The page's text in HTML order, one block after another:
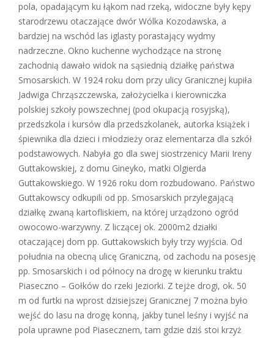
pola, opadającym ku łąkom nad rzeką, widoczne były kępy
starodrzewu otaczające dwór Wólka Kozodawska, a
bardziej na wschód las iglasty porastający wydmy
nadrzeczne. Okno kuchenne wychodzące na stronę
zachodnią dawało widok na sąsiednią działkę państwa
Smosarskich. W 1924 roku dom przy ulicy Granicznej kupiła
Jadwiga Chrząszczewska, założycielka i kierowniczka
polskiej szkoły powszechnej (pod okupacją rosyjską),
przedszkola i kursów dla przedszkolanek, autorka książek i
śpiewnika dla dzieci i młodzieży oraz elementarza dla szkół
podstawowych. Nabyła go dla swej siostrzenicy Marii Ireny
Guttakowskiej, z domu Gineyko, matki Olgierda
Guttakowskiego. W 1926 roku dom rozbudowano. Państwo
Guttakowscy odkupili od pp. Smosarskich przylegającą
działkę zwaną kartofliskiem, na której urządzono ogród
owocowo-warzywny. Z liczącej ok. 2000m2 działki
otaczającej dom pp. Guttakowskich były trzy wyjścia. Od
południa na obecną ulicę Graniczną, od zachodu na posesję
pp. Smosarskich i od północy na drogę w kierunku traktu
Piaseczno – Gołków do rzeki Jeziorki. Z tejże drogi, ok. 50
m od furtki na wprost dzisiejszej Granicznej 7 można było
wejść do lasu na drogę konną, jakby tunel leśny i wyjść na
pola uprawne pod Piasecznem, tam gdzie dziś stoi krzyż